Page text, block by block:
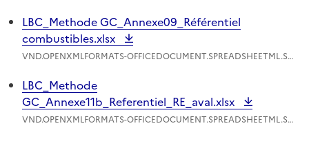
LBC_Methode GC_Annexe09_Référentiel
combustibles.xlsx
VND.OPENXMLFORMATS-OFFICEDOCUMENT.SPREADSHEETML.SHEET - 110.44 Ko
LBC_Methode
GC_Annexe11b_Referentiel_RE_aval.xlsx
VND.OPENXMLFORMATS-OFFICEDOCUMENT.SPREADSHEETML.SHEET - 102.59 Ko